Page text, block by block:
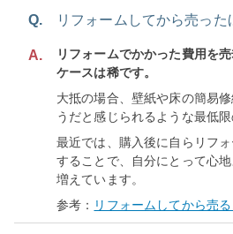
Q. リフォームしてから売った
A.
リフォームでかかった費用を
ケースは稀です。
大抵の場合、壁紙や床の簡易
うだと感じられるような最低限
最近では、購入後に自らリフ
することで、自分にとって心
増えています。
参考： リフォームしてから売